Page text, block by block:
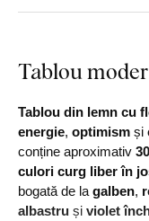
Tablou
Tablou din lemn cu
energie, optimism și
conține aproximativ
culori curg liber în
bogată de la galben,
albastru și violet